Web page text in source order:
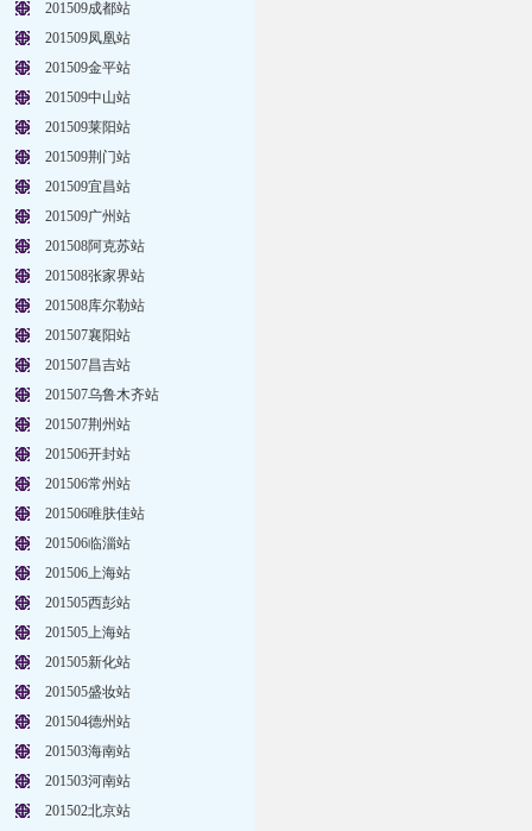
201509成都站
201509凤凰站
201509金平站
201509中山站
201509莱阳站
201509荆门站
201509宜昌站
201509广州站
201508阿克苏站
201508张家界站
201508库尔勒站
201507襄阳站
201507昌吉站
201507乌鲁木齐站
201507荆州站
201506开封站
201506常州站
201506唯肤佳站
201506临淄站
201506上海站
201505西彭站
201505上海站
201505新化站
201505盛妆站
201504德州站
201503海南站
201503河南站
201502北京站